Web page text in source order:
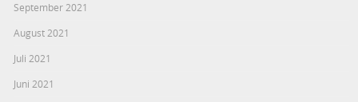
September 2021
August 2021
Juli 2021
Juni 2021